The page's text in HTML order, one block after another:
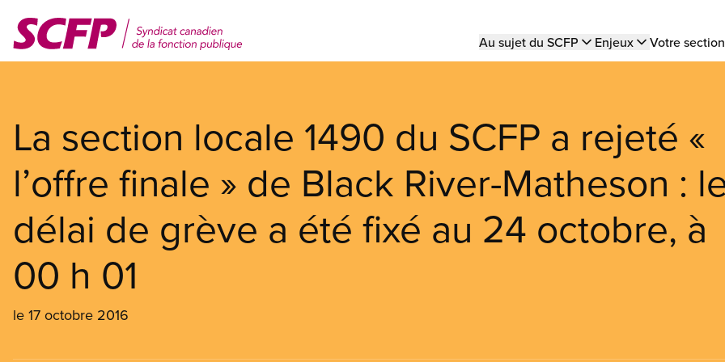
contenu
Main
Au sujet du SCFP Enjeux Votre
La section locale 1490 du SCFP a rejeté «
l’offre finale » de Black River-Matheson :
délai de grève a été fixé au 24 octobre, à
00 h 01
le 17 octobre 2016